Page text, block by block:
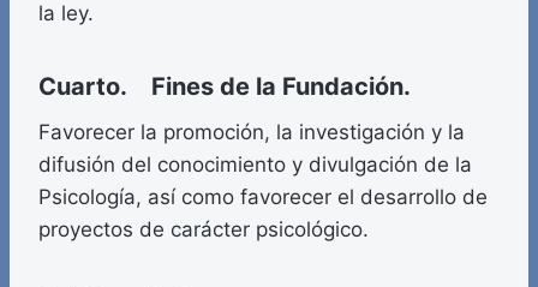
la ley.
Cuarto. Fines de la Fundación.
Favorecer la promoción, la investigación y la
difusión del conocimiento y divulgación de la
Psicología, así como favorecer el desarrollo de
proyectos de carácter psicológico.